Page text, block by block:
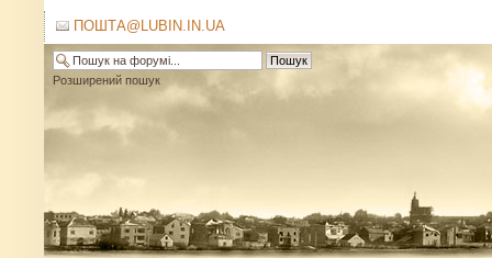
ПОШТА@LUBIN.IN.UA
Розширений пошук